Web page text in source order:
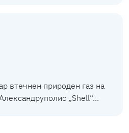
втечнен природен газ на
„Shell“...